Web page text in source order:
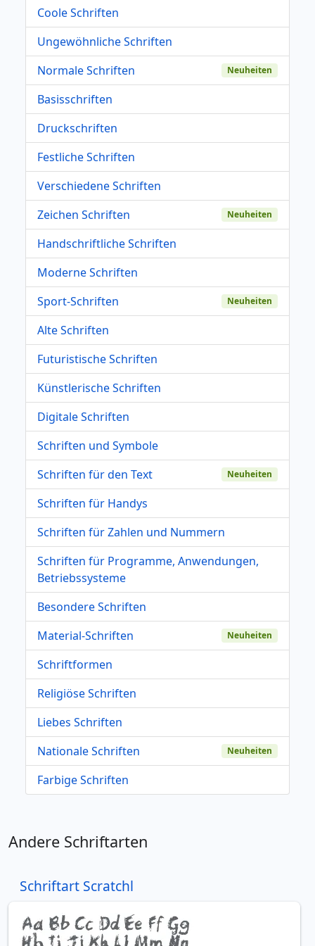
Coole Schriften
Ungewöhnliche Schriften
Normale Schriften
Neuheiten
Basisschriften
Druckschriften
Festliche Schriften
Verschiedene Schriften
Zeichen Schriften
Neuheiten
Handschriftliche Schriften
Moderne Schriften
Sport-Schriften
Neuheiten
Alte Schriften
Futuristische Schriften
Künstlerische Schriften
Digitale Schriften
Schriften und Symbole
Schriften für den Text
Neuheiten
Schriften für Handys
Schriften für Zahlen und Nummern
Schriften für Programme, Anwendungen,
Betriebssysteme
Besondere Schriften
Material-Schriften
Neuheiten
Schriftformen
Religiöse Schriften
Liebes Schriften
Nationale Schriften
Neuheiten
Farbige Schriften
Andere Schriftarten
Schriftart Scratchl